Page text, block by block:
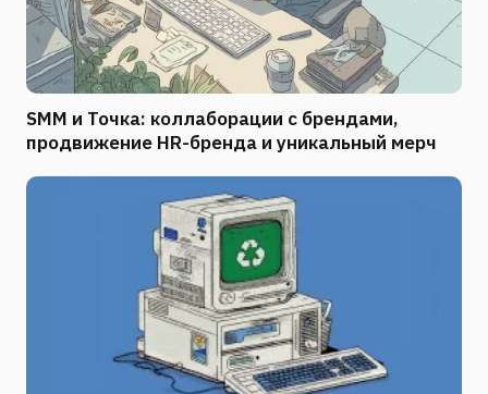
SMM и Точка: коллаборации с брендами,
продвижение HR-бренда и уникальный мерч